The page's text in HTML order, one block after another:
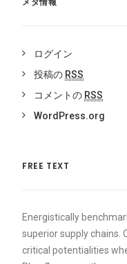
ログイン
投稿の RSS
コメントの RSS
WordPress.org
FREE TEXT
Energistically
superior supply chains.
critical potentialities